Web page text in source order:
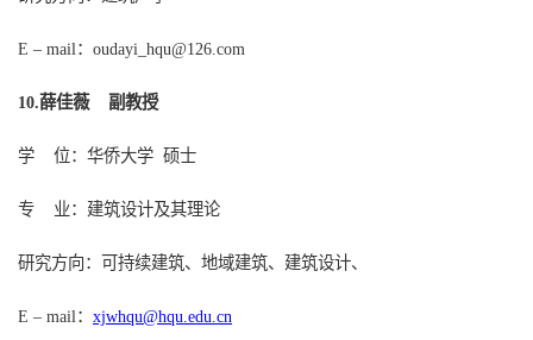
E – mail： oudayi_hqu@126.com
10.薛佳薇 副教授
学 位：华侨大学 硕士
专 业：建筑设计及其理论
研究方向：可持续建筑、地域建筑、建筑设计、
E – mail： xjwhqu@hqu.edu.cn